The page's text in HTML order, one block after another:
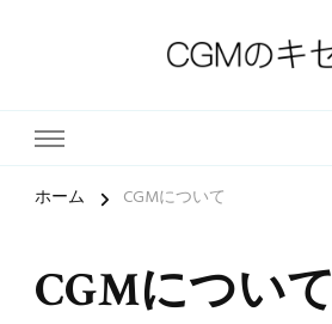
ホーム CGMについて
CGMについて